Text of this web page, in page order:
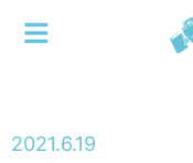
2021.6.19